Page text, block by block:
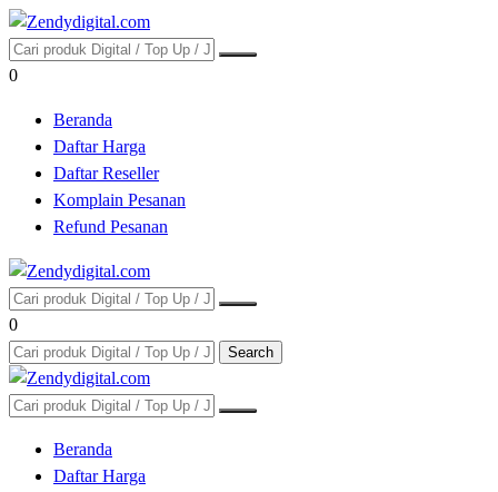
0
Beranda
Daftar Harga
Daftar Reseller
Komplain Pesanan
Refund Pesanan
0
Search
Beranda
Daftar Harga